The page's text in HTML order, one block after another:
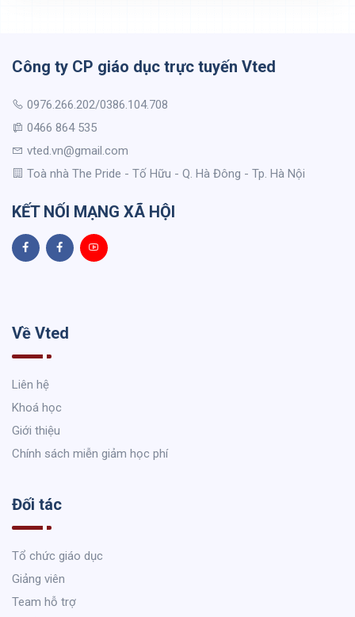
Công ty CP giáo dục trực tuyến Vted
0976.266.202/0386.104.708
0466 864 535
vted.vn@gmail.com
Toà nhà The Pride - Tố Hữu - Q. Hà Đông - Tp. Hà Nội
KẾT NỐI MẠNG XÃ HỘI
Về Vted
Liên hệ
Khoá học
Giới thiệu
Chính sách miễn giảm học phí
Đối tác
Tổ chức giáo dục
Giảng viên
Team hỗ trợ